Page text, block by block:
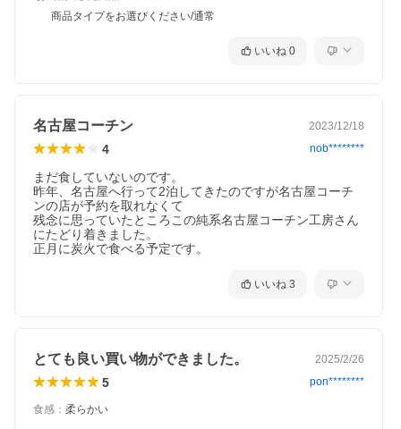
商品タイプをお選びください/通常
いいね 0
名古屋コーチン 2023/12/18
4 nob********
まだ食していないのです。
昨年、名古屋へ行って2泊してきたのですが名古屋コーチ
ンの店が予約を取れなくて
残念に思っていたところこの純系名古屋コーチン工房さん
にたどり着きました。
正月に炭火で食べる予定です。
いいね 3
とても良い買い物ができました。 2025/2/26
5 pon********
食感 ： 柔らかい